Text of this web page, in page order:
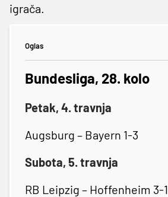
igrača.
Oglas
Bundesliga, 28. kolo
Petak, 4. travnja
Augsburg – Bayern 1-3
Subota, 5. travnja
RB Leipzig – Hoffenheim 3-1